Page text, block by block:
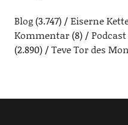
Blog(3.747) Eiserne
Kommentar(8) Podcast
(2.890)
Teve Tor des